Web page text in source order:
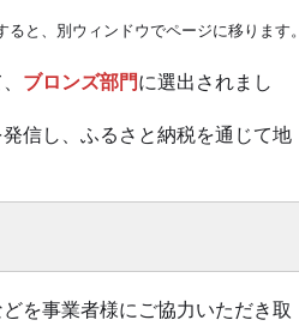
と、別ウィンドウでページに移ります。
ブロンズ部門に選出されまし
信し、ふるさと納税を通じて地
を事業者様にご協力いただき取